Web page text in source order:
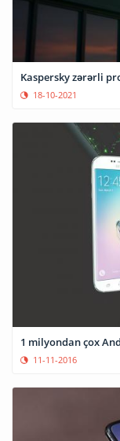
Kaspersky zərərli
18-10-2021
1 milyondan çox
11-11-2016